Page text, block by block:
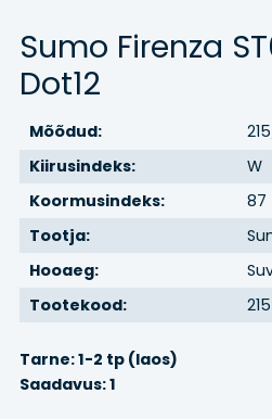
Sumo Firenza
Dot12
Mõõdud:
Kiirusindeks:
W
Koormusindeks:
87
Tootja:
Hooaeg:
Tootekood:
Tarne: 1-2 tp (laos)
Saadavus: 1